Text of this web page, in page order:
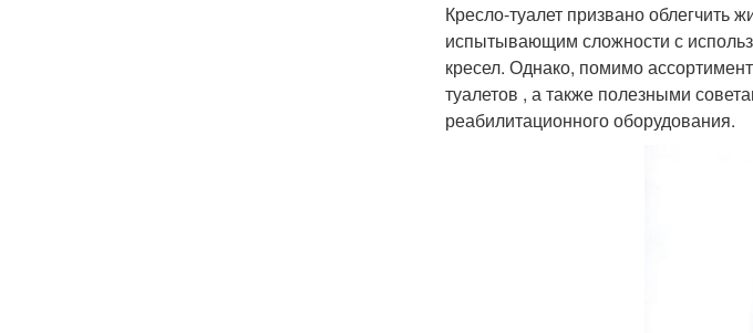
Кресло-туалет призвано облегчить
испытывающим сложности с
кресел. Однако, помимо
туалетов , а также полезными
реабилитационного оборудования.